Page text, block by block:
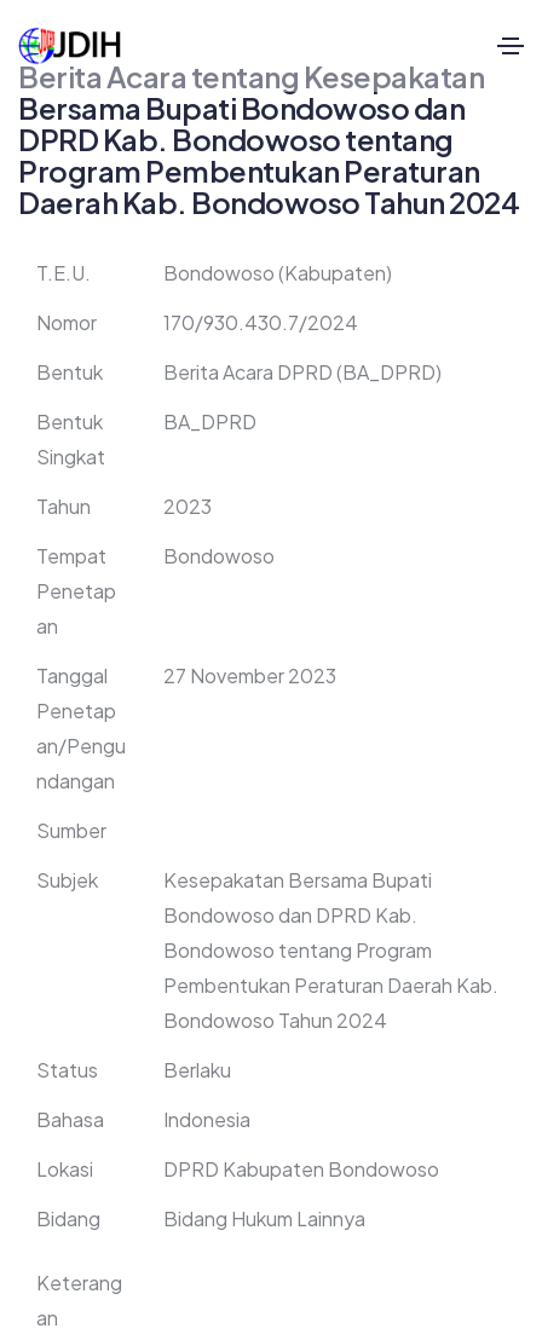
Berita Acara tentang Kesepakatan
Bersama Bupati Bondowoso dan
DPRD Kab. Bondowoso tentang
Program Pembentukan Peraturan
Daerah Kab. Bondowoso Tahun 2024
T.E.U.
Bondowoso (Kabupaten)
Nomor
170/930.430.7/2024
Bentuk
Berita Acara DPRD (BA_DPRD)
Bentuk
Singkat
BA_DPRD
Tahun
2023
Tempat
Penetap
an
Bondowoso
Tanggal
Penetap
an/Pengu
ndangan
27 November 2023
Sumber
Subjek
Kesepakatan Bersama Bupati
Bondowoso dan DPRD Kab.
Bondowoso tentang Program
Pembentukan Peraturan Daerah Kab.
Bondowoso Tahun 2024
Status
Berlaku
Bahasa
Indonesia
Lokasi
DPRD Kabupaten Bondowoso
Bidang
Bidang Hukum Lainnya
Keterang
an